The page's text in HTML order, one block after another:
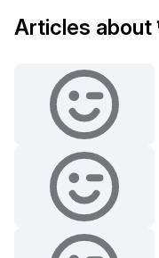
Articles about